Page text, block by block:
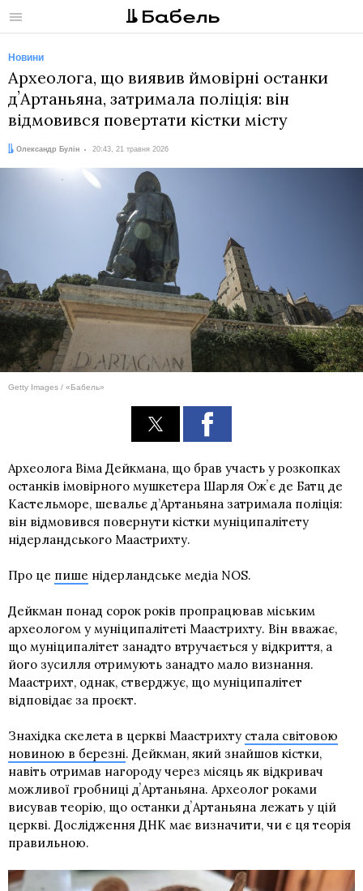
Меню
Новини
Археолога, що виявив ймовірні останки
дʼАртаньяна, затримала поліція: він
відмовився повертати кістки місту
Автор:
Олександр Булін
Дата: 20:43, 21 травня 2026
Getty Images / «Бабель»
Археолога Віма Дейкмана, що брав участь у розкопках
останків імовірного мушкетера Шарля Ожʼє де Батц де
Кастельморe, шевальє д’Артаньяна затримала поліція:
він відмовився повернути кістки муніципалітету
нідерландського Маастрихту.
Про це пише нідерландське медіа NOS.
Дейкман понад сорок років пропрацював міським
археологом у муніципалітеті Маастрихту. Він вважає,
що муніципалітет занадто втручається у відкриття, а
його зусилля отримують занадто мало визнання.
Маастрихт, однак, стверджує, що муніципалітет
відповідає за проєкт.
Знахідка скелета в церкві Маастрихту стала світовою
новиною в березні. Дейкман, який знайшов кістки,
навіть отримав нагороду через місяць як відкривач
можливої ​​гробниці дʼАртаньяна. Археолог роками
висував теорію, що останки дʼАртаньяна лежать у цій
церкві. Дослідження ДНК має визначити, чи є ця теорія
правильною.